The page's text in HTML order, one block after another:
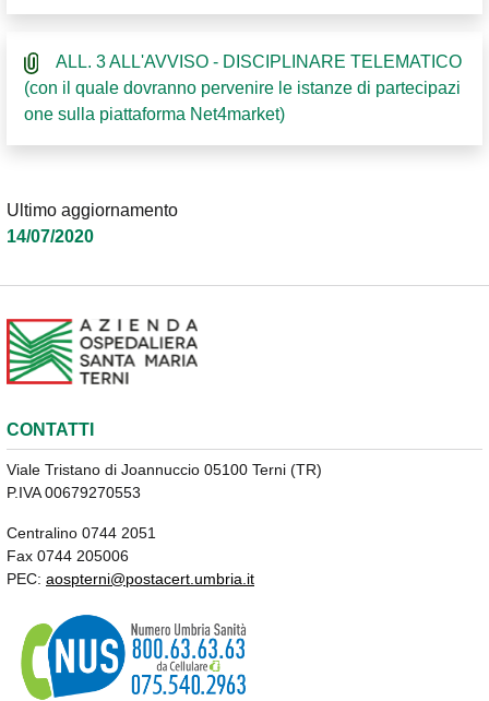
ALL. 3 ALL'AVVISO - DISCIPLINARE TELEMATICO
(con il quale dovranno pervenire le istanze di partecipazi
one sulla piattaforma Net4market)
Ultimo aggiornamento
14/07/2020
CONTATTI
Viale Tristano di Joannuccio 05100 Terni (TR)
P.IVA 00679270553
Centralino 0744 2051
Fax 0744 205006
PEC: aospterni@postacert.umbria.it